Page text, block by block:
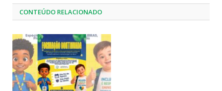
CONTEÚDO RELACIONADO